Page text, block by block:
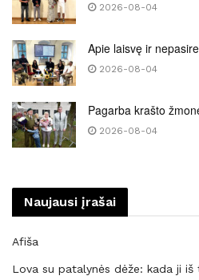
2026-08-04
Apie laisvę ir
2026-08-04
Pagarba krašto
2026-08-04
Naujausi įrašai
Afiša
Lova su patalynės dėže: kada ji iš